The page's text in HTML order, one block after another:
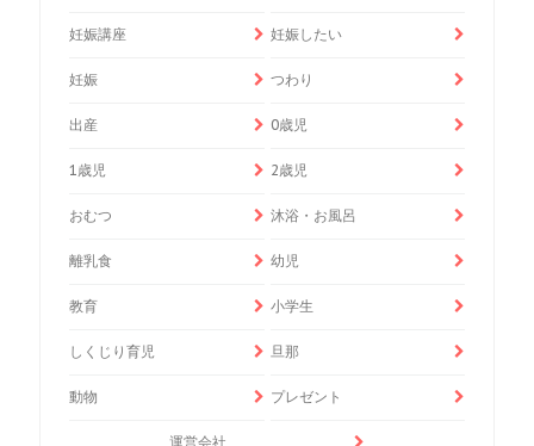
妊娠講座 妊娠したい
妊娠 つわり
出産 0歳児
1歳児 2歳児
おむつ 沐浴・お風呂
離乳食 幼児
教育 小学生
しくじり育児 旦那
動物 プレゼント
運営会社